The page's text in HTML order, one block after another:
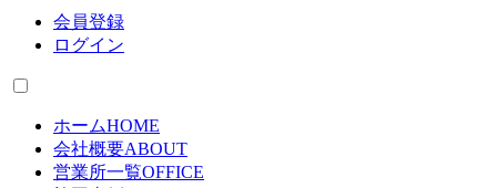
会員登録
ログイン
ホームHOME
会社概要ABOUT
営業所一覧OFFICE